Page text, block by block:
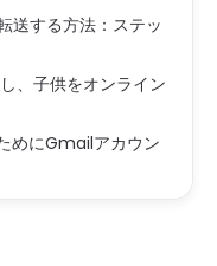
送する方法：ステッ
、子供をオンライン
めにGmailアカウン